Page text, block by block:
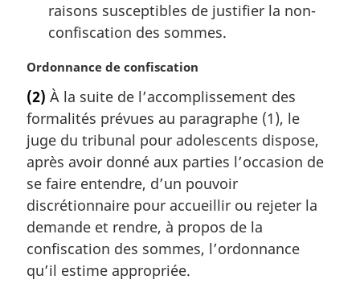
raisons susceptibles de justifier la non-
confiscation des sommes.
N
t
e
m
a
g
i
n
a
e
Ordonnance de confiscation
(2) À la suite de l’accomplissement des
formalités prévues au paragraphe (1), le
juge du tribunal pour adolescents dispose,
après avoir donné aux parties l’occasion de
se faire entendre, d’un pouvoir
discrétionnaire pour accueillir ou rejeter la
demande et rendre, à propos de la
confiscation des sommes, l’ordonnance
qu’il estime appropriée.